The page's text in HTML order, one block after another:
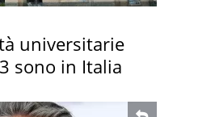
universitarie
sono in Italia